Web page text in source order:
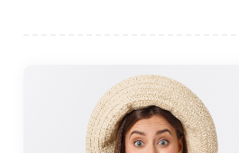
populares es la ciudad de
distancia en auto de Çiftlikköy.
por sus manantiales termales,
por sus propiedades curativas